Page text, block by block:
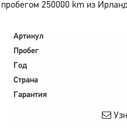
пробегом 250000 km из
Артикул
Пробег
Год
Страна
Гарантия